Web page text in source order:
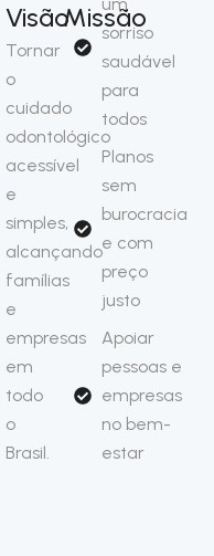
Visão
Tornar
o
cuidado
odontológico
acessível
e
simples,
alcançando
famílias
e
empresas
em
todo
o
Brasil.
Missão
sorriso
saudável
para
todos
Planos
sem
burocracia
e com
preço
justo
Apoiar
pessoas e
empresas
no bem-
estar